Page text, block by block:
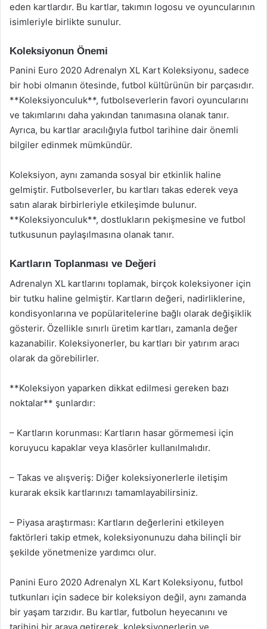
eden kartlardır. Bu kartlar, takımın logosu ve oyuncularının
isimleriyle birlikte sunulur.
Koleksiyonun Önemi
Panini Euro 2020 Adrenalyn XL Kart Koleksiyonu, sadece
bir hobi olmanın ötesinde, futbol kültürünün bir parçasıdır.
**Koleksiyonculuk**, futbolseverlerin favori oyuncularını
ve takımlarını daha yakından tanımasına olanak tanır.
Ayrıca, bu kartlar aracılığıyla futbol tarihine dair önemli
bilgiler edinmek mümkündür.
Koleksiyon, aynı zamanda sosyal bir etkinlik haline
gelmiştir. Futbolseverler, bu kartları takas ederek veya
satın alarak birbirleriyle etkileşimde bulunur.
**Koleksiyonculuk**, dostlukların pekişmesine ve futbol
tutkusunun paylaşılmasına olanak tanır.
Kartların Toplanması ve Değeri
Adrenalyn XL kartlarını toplamak, birçok koleksiyoner için
bir tutku haline gelmiştir. Kartların değeri, nadirliklerine,
kondisyonlarına ve popülaritelerine bağlı olarak değişiklik
gösterir. Özellikle sınırlı üretim kartları, zamanla değer
kazanabilir. Koleksiyonerler, bu kartları bir yatırım aracı
olarak da görebilirler.
**Koleksiyon yaparken dikkat edilmesi gereken bazı
noktalar** şunlardır:
– Kartların korunması: Kartların hasar görmemesi için
koruyucu kapaklar veya klasörler kullanılmalıdır.
– Takas ve alışveriş: Diğer koleksiyonerlerle iletişim
kurarak eksik kartlarınızı tamamlayabilirsiniz.
– Piyasa araştırması: Kartların değerlerini etkileyen
faktörleri takip etmek, koleksiyonunuzu daha bilinçli bir
şekilde yönetmenize yardımcı olur.
Panini Euro 2020 Adrenalyn XL Kart Koleksiyonu, futbol
tutkunları için sadece bir koleksiyon değil, aynı zamanda
bir yaşam tarzıdır. Bu kartlar, futbolun heyecanını ve
tarihini bir araya getirerek, koleksiyonerlerin ve